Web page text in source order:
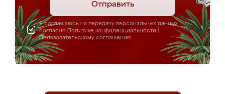
Отправить
Я соглашаюсь на передачу персональных данных
согласно Политике конфиденциальности
Пользовательскому соглашению